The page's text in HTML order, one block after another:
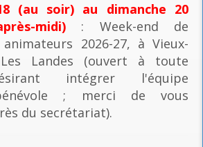
(au soir) au dimanche 20
midi): Week-end de
2026-27, à Vieux-
Landes (ouvert à toute
intégrer l'équipe
; merci de vous
du secrétariat).